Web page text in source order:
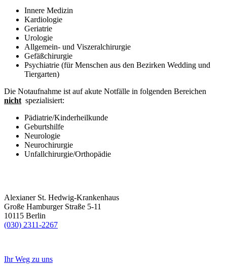
Innere Medizin
Kardiologie
Geriatrie
Urologie
Allgemein- und Viszeralchirurgie
Gefäßchirurgie
Psychiatrie (für Menschen aus den Bezirken Wedding und
Tiergarten)
Die Notaufnahme ist auf akute Notfälle in folgenden Bereichen
nicht spezialisiert:
Pädiatrie/Kinderheilkunde
Geburtshilfe
Neurologie
Neurochirurgie
Unfallchirurgie/Orthopädie
Alexianer St. Hedwig-Krankenhaus
Große Hamburger Straße 5-11
10115 Berlin
(030) 2311-2267
Ihr Weg zu uns